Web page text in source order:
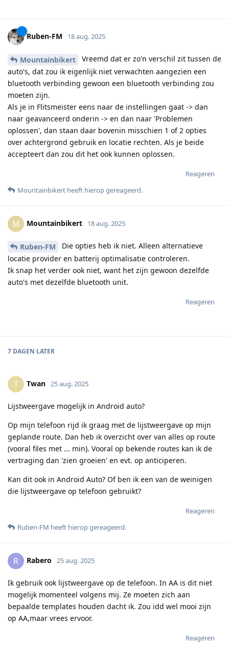
Ruben-FM 18 aug. 2025
Mountainbikert
Vreemd dat er zo'n verschil zit tussen de
auto's, dat zou ik eigenlijk niet verwachten aangezien een
bluetooth verbinding gewoon een bluetooth verbinding zou
moeten zijn.
Als je in Flitsmeister eens naar de instellingen gaat -> dan
naar geavanceerd onderin -> en dan naar 'Problemen
oplossen', dan staan daar bovenin misschien 1 of 2 opties
over achtergrond gebruik en locatie rechten. Als je beide
accepteert dan zou dit het ook kunnen oplossen.
Reageren
Mountainbikert heeft hierop gereageerd.
M Mountainbikert 18 aug. 2025
Ruben-FM
Die opties heb ik niet. Alleen alternatieve
locatie provider en batterij optimalisatie controleren.
Ik snap het verder ook niet, want het zijn gewoon dezelfde
auto's met dezelfde bluetooth unit.
Reageren
7 DAGEN LATER
T Twan 25 aug. 2025
Lijstweergave mogelijk in Android auto?
Op mijn telefoon rijd ik graag met de lijstweergave op mijn
geplande route. Dan heb ik overzicht over van alles op route
(vooral files met ... min). Vooral op bekende routes kan ik de
vertraging dan 'zien groeien' en evt. op anticiperen.
Kan dit ook in Android Auto? Of ben ik een van de weinigen
die lijstweergave op telefoon gebruikt?
Reageren
Ruben-FM heeft hierop gereageerd.
R Rabero 25 aug. 2025
Ik gebruik ook lijstweergave op de telefoon. In AA is dit niet
mogelijk momenteel volgens mij. Ze moeten zich aan
bepaalde templates houden dacht ik. Zou idd wel mooi zijn
op AA,maar vrees ervoor.
Reageren